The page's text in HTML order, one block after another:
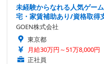
未経験からなれる人気ゲー
宅・家賃補助あり/資格取得
GOEN株式会社
東京都
月給30万円～51万8,000円
正社員